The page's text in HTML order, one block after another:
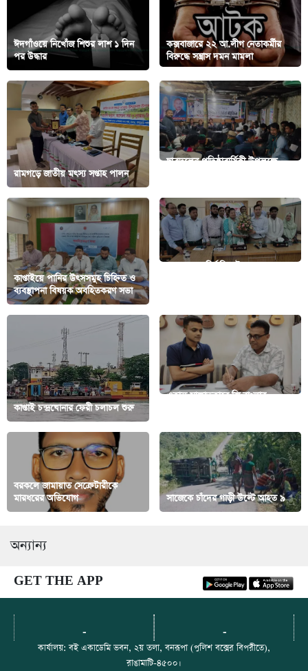
ঈদগাঁওয়ে নিখোঁজ শিশুর লাশ ১ দিন
পর উদ্ধার
কক্সবাজারে ২২ আ.লীগ নেতাকর্মীর
বিরুদ্ধে সন্ত্রাস দমন মামলা
রামগড়ে জাতীয় মৎস্য সপ্তাহ পালন
ছাত্রদলের প্রতিষ্ঠাবার্ষিকী উপলক্ষে
কাপ্তাইয়ে পানির উৎসসমুহ চিহ্নিত ও
ব্যবস্থাপনা বিষয়ক অবহিতকরণ সভা
রামগড়ে নবনির্বাচিত উপজেলা
কাপ্তাই চন্দ্রঘোনার ফেরী চলাচল শুরু
একান্ত সাক্ষাতকারে জি বাংলার
বরকলে জামায়াত সেক্রেটারীকে
মারধরের অভিযোগ
সাজেকে চাঁদের গাড়ী উল্টে আহত ৯
অন্যান্য
GET THE APP
- -
কার্যালয়: বই একাডেমি ভবন, ২য় তলা, বনরূপা (পুলিশ বক্সের বিপরীতে),
রাঙামাটি-৪৫০০।